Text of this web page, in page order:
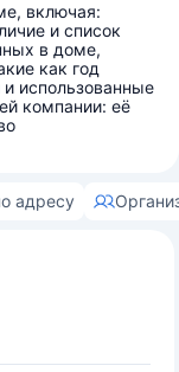
включая:
и список
в доме,
как год
использованные
компании: её
адресу